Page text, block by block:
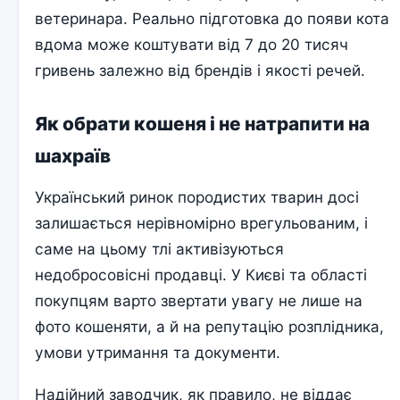
ветеринара. Реально підготовка до появи кота
вдома може коштувати від 7 до 20 тисяч
гривень залежно від брендів і якості речей.
Як обрати кошеня і не натрапити на
шахраїв
Український ринок породистих тварин досі
залишається нерівномірно врегульованим, і
саме на цьому тлі активізуються
недобросовісні продавці. У Києві та області
покупцям варто звертати увагу не лише на
фото кошеняти, а й на репутацію розплідника,
умови утримання та документи.
Надійний заводчик, як правило, не віддає